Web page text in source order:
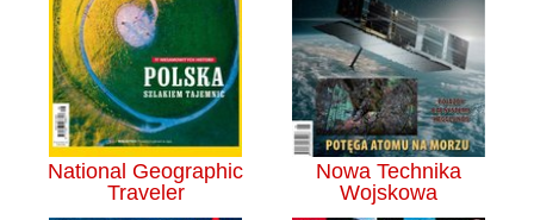
National Geographic
Traveler
Nowa Technika
Wojskowa